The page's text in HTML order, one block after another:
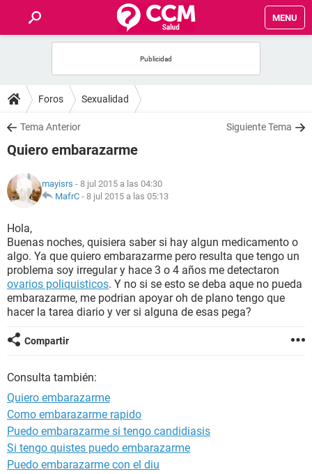
MENU
FOROS
SALUD
FAMILIA
NUTRICIÓN
BIENESTAR
SEXUALIDAD
GLOSARIO
Foros Sexualidad
Tema Anterior Siguiente Tema
Quiero embarazarme
mayisrs - 8 jul 2015 a las 04:30
MafrC - 8 jul 2015 a las 05:13
Hola,
Buenas noches, quisiera saber si hay algun medicamento o
algo. Ya que quiero embarazarme pero resulta que tengo un
problema soy irregular y hace 3 o 4 años me detectaron
ovarios poliquisticos. Y no si se esto se deba aque no pueda
embarazarme, me podrian apoyar oh de plano tengo que
hacer la tarea diario y ver si alguna de esas pega?
Compartir
Consulta también:
Quiero embarazarme
Como embarazarme rapido
Puedo embarazarme si tengo candidiasis
Si tengo quistes puedo embarazarme
Puedo embarazarme con el diu